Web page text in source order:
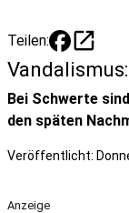
Teilen: open_in_new
Bei Schwerte
den späten
Veröffentlicht:
Anzeige